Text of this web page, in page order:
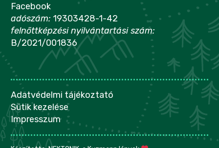
Facebook
adószám: 19303428-1-42
felnőttképzési nyilvántartási szám:
B/2021/001836
Adatvédelmi tájékoztató
Sütik kezelése
Impresszum